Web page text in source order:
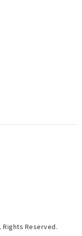
Rights Reserved.